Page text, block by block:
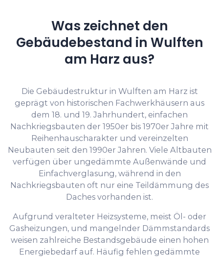
Was zeichnet den
Gebäudebestand in Wulften
am Harz aus?
Die Gebäudestruktur in Wulften am Harz ist
geprägt von historischen Fachwerkhäusern aus
dem 18. und 19. Jahrhundert, einfachen
Nachkriegsbauten der 1950er bis 1970er Jahre mit
Reihenhauscharakter und vereinzelten
Neubauten seit den 1990er Jahren. Viele Altbauten
verfügen über ungedämmte Außenwände und
Einfachverglasung, während in den
Nachkriegsbauten oft nur eine Teildämmung des
Daches vorhanden ist.
Aufgrund veralteter Heizsysteme, meist Öl- oder
Gasheizungen, und mangelnder Dämmstandards
weisen zahlreiche Bestandsgebäude einen hohen
Energiebedarf auf. Häufig fehlen gedämmte